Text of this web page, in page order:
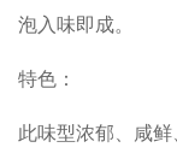
泡入味即成。
特色：
此味型浓郁、咸鲜